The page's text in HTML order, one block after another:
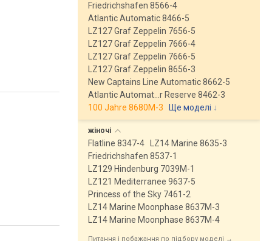
Friedrichshafen 8566-4
Atlantic Automatic 8466-5
LZ127 Graf Zeppelin 7656-5
LZ127 Graf Zeppelin 7666-4
LZ127 Graf Zeppelin 7666-5
LZ127 Graf Zeppelin 8656-3
New Captains Line Automatic 8662-5
Atlantic Automat…r Reserve 8462-3
100 Jahre 8680M-3
Ще моделі ↓
жіночі
Flatline 8347-4
LZ14 Marine 8635-3
Friedrichshafen 8537-1
LZ129 Hindenburg 7039M-1
LZ121 Mediterranee 9637-5
Princess of the Sky 7461-2
LZ14 Marine Moonphase 8637M-3
LZ14 Marine Moonphase 8637M-4
Питання і побажання по підбору моделі →